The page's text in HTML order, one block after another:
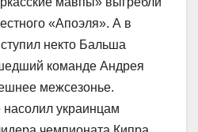
«Апоэля». А в
некто Бальша
команде Андрея
межсезонье.
украинцам